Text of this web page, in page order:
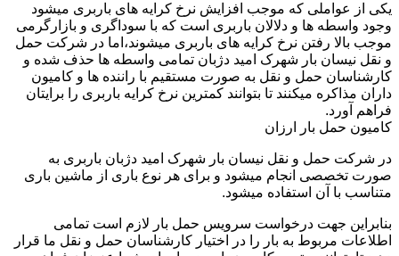
یکی از عواملی که موجب افزایش نرخ کرایه های باربری میشود
وجود واسطه ها و دلالان باربری است که با سوداگری و بازارگرمی
موجب بالا رفتن نرخ کرایه های باربری میشوند،اما در شرکت حمل
و نقل نیسان بار شهرک امید دژبان تمامی واسطه ها حذف شده و
کارشناسان حمل و نقل به صورت مستقیم با راننده ها و کامیون
داران مذاکره میکنند تا بتوانند کمترین نرخ کرایه باربری را برایتان
فراهم آورد.
کامیون حمل بار ارزان
در شرکت حمل و نقل نیسان بار شهرک امید دژبان باربری به
صورت تخصصی انجام میشود و برای هر نوع باری از ماشین باری
متناسب با آن استفاده میشود.
بنابراین جهت درخواست سرویس حمل بار لازم است تمامی
اطلاعات مربوط به بار را در اختیار کارشناسان حمل و نقل ما قرار